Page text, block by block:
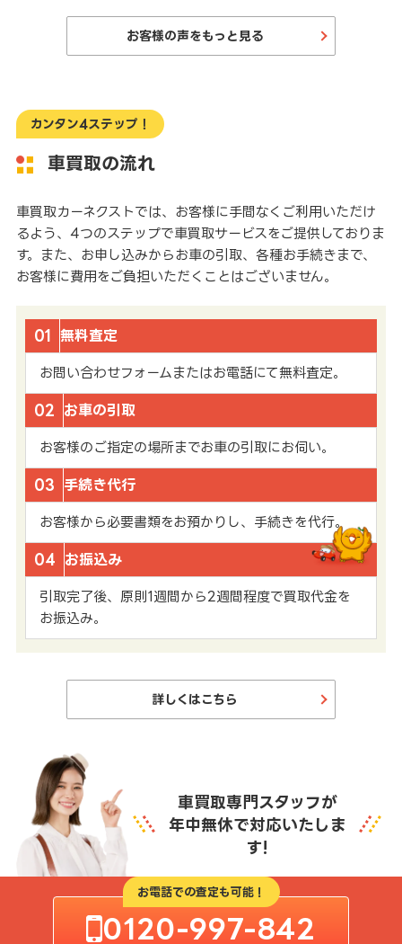
お客様の声をもっと見る
カンタン4ステップ！
車買取の流れ
車買取カーネクストでは、お客様に手間なくご利用いただけ
るよう、4つのステップで車買取サービスをご提供しておりま
す。また、お申し込みからお車の引取、各種お手続きまで、
お客様に費用をご負担いただくことはございません。
01 無料査定
お問い合わせフォームまたはお電話にて無料査定。
02 お車の引取
お客様のご指定の場所までお車の引取にお伺い。
03 手続き代行
お客様から必要書類をお預かりし、手続きを代行。
04 お振込み
引取完了後、原則1週間から2週間程度で買取代金を
お振込み。
詳しくはこちら
車買取専門スタッフが
年中無休で対応いたしま
す!
お電話での査定も可能！
0120-997-842